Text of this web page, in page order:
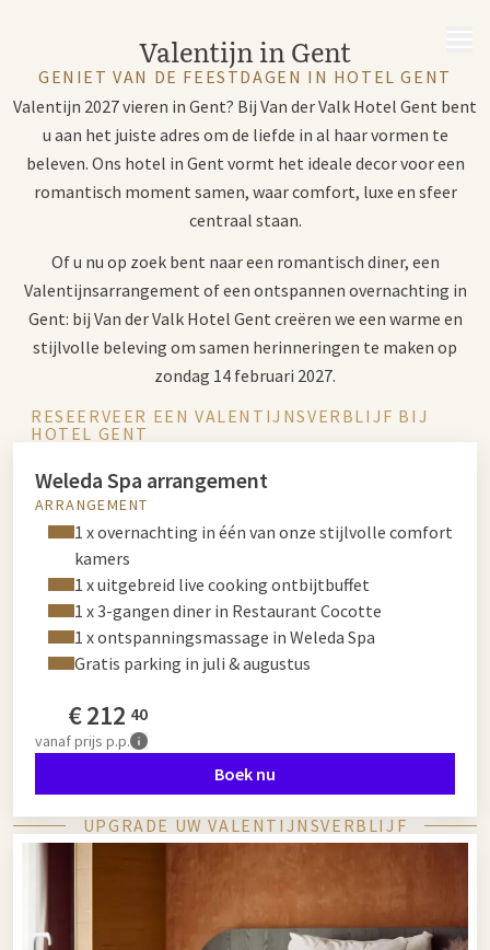
Valentijn in Gent
GENIET VAN DE FEESTDAGEN IN HOTEL GENT
Valentijn 2027 vieren in Gent? Bij Van der Valk Hotel Gent bent
u aan het juiste adres om de liefde in al haar vormen te
beleven. Ons hotel in Gent vormt het ideale decor voor een
romantisch moment samen, waar comfort, luxe en sfeer
centraal staan.
Of u nu op zoek bent naar een romantisch diner, een
Valentijnsarrangement of een ontspannen overnachting in
Gent: bij Van der Valk Hotel Gent creëren we een warme en
stijlvolle beleving om samen herinneringen te maken op
zondag 14 februari 2027.
RESEERVEER EEN VALENTIJNSVERBLIJF BIJ
HOTEL GENT
Weleda Spa arrangement
ARRANGEMENT
1 x overnachting in één van onze stijlvolle comfort
kamers
1 x uitgebreid live cooking ontbijtbuffet
1 x 3-gangen diner in Restaurant Cocotte
1 x ontspanningsmassage in Weleda Spa
Gratis parking in juli & augustus
€212 40
vanafprijs p.p.
Boek nu
UPGRADE UW VALENTIJNSVERBLIJF